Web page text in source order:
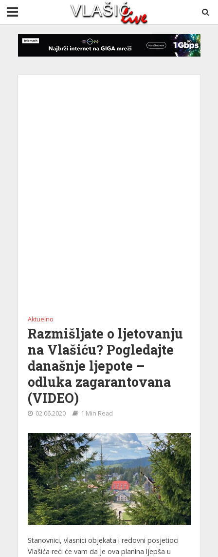
Aktuelno
Razmišljate o ljetovanju
na Vlašiću? Pogledajte
današnje ljepote –
odluka zagarantovana
(VIDEO)
02.06.2020 1 Min Read
Stanovnici, vlasnici objekata i redovni posjetioci
Vlašića reći će vam da je ova planina ljepša u